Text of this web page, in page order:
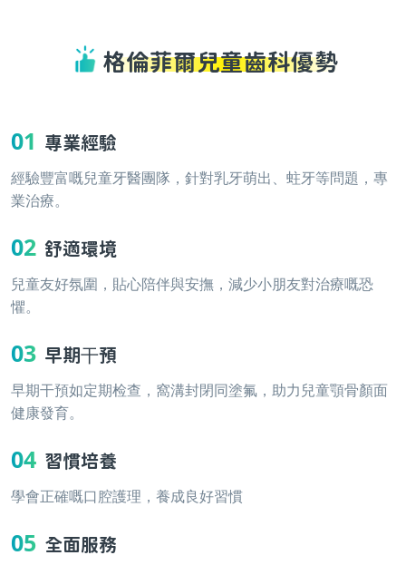
格倫菲爾兒童齒科優勢
01 專業經驗
經驗豐富嘅兒童牙醫團隊，針對乳牙萌出、蛀牙等問題，專
業治療。
02 舒適環境
兒童友好氛圍，貼心陪伴與安撫，減少小朋友對治療嘅恐
懼。
03 早期干預
早期干預如定期检查，窩溝封閉同塗氟，助力兒童顎骨顏面
健康發育。
04 習慣培養
學會正確嘅口腔護理，養成良好習慣
05 全面服務